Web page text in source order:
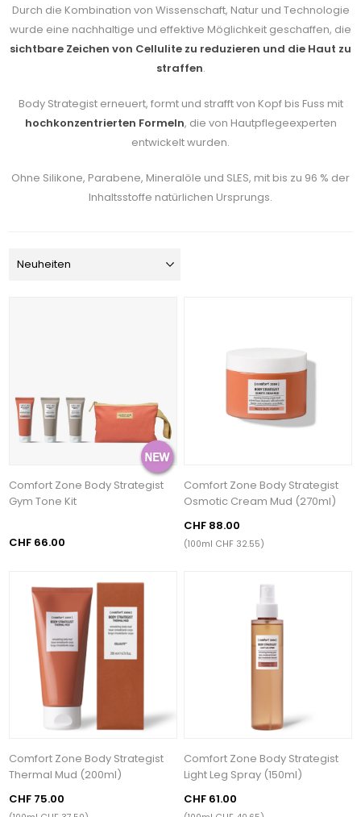
Durch die Kombination von Wissenschaft, Natur und Technologie
wurde eine nachhaltige und effektive Möglichkeit geschaffen, die
sichtbare Zeichen von Cellulite zu reduzieren und die Haut zu
straffen.
Body Strategist erneuert, formt und strafft von Kopf bis Fuss mit
hochkonzentrierten Formeln, die von Hautpflegeexperten
entwickelt wurden.
Ohne Silikone, Parabene, Mineralöle und SLES, mit bis zu 96 % der
Inhaltsstoffe natürlichen Ursprungs.
Comfort Zone Body Strategist
Gym Tone Kit
CHF 66.00
Comfort Zone Body Strategist
Osmotic Cream Mud (270ml)
CHF 88.00
(100ml CHF 32.55)
Comfort Zone Body Strategist
Thermal Mud (200ml)
CHF 75.00
Comfort Zone Body Strategist
Light Leg Spray (150ml)
CHF 61.00